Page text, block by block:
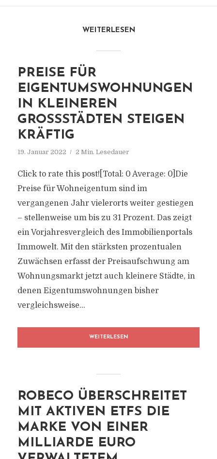
WEITERLESEN
PREISE FÜR
EIGENTUMSWOHNUNGEN
IN KLEINEREN
GROSSSTÄDTEN STEIGEN K
RÄFTIG
19. Januar 2022 2 Min. Lesedauer
Click to rate this post![Total: 0 Average: 0]Die
Preise für Wohneigentum sind im
vergangenen Jahr vielerorts weiter gestiegen
– stellenweise um bis zu 31 Prozent. Das zeigt
ein Vorjahresvergleich des Immobilienportals
Immowelt. Mit den stärksten prozentualen
Zuwächsen erfasst der Preisaufschwung am
Wohnungsmarkt jetzt auch kleinere Städte, in
denen Eigentumswohnungen bisher
vergleichsweise...
WEITERLESEN
ROBECO ÜBERSCHREITET
MIT AKTIVEN ETFS DIE
MARKE VON EINER
MILLIARDE EURO